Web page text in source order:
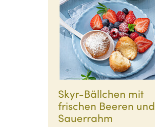
Skyr-Bällchen mit
frischen Beeren und
Sauerrahm